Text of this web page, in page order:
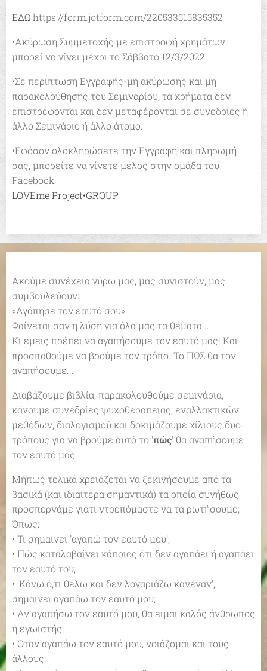
ΕΔΩhttps://form.jotform.com/220533515835352
•Ακύρωση Συμμετοχής με επιστροφή χρημάτων
μπορεί να γίνει μέχρι το Σάββατο 12/3/2022.
•Σε περίπτωση Εγγραφής-μη ακύρωσης και μη
παρακολούθησης του Σεμιναρίου, τα χρήματα δεν
επιστρέφονται και δεν μεταφέρονται σε συνεδρίες ή
άλλο Σεμινάριο ή άλλο άτομο.
•Εφόσον ολοκληρώσετε την Εγγραφή και πληρωμή
σας, μπορείτε να γίνετε μέλος στην ομάδα του
Facebook
LOVEme Project•GROUP
Ακούμε συνέχεια γύρω μας, μας συνιστούν, μας
συμβουλεύουν:
«Αγάπησε τον εαυτό σου»
Φαίνεται σαν η λύση για όλα μας τα θέματα...
Κι εμείς πρέπει να αγαπήσουμε τον εαυτό μας! Και
προσπαθούμε να βρούμε τον τρόπο. Το ΠΩΣ θα τον
αγαπήσουμε...
Διαβάζουμε βιβλία, παρακολουθούμε σεμινάρια,
κάνουμε συνεδρίες ψυχοθεραπείας, εναλλακτικών
μεθόδων, διαλογισμού και δοκιμάζουμε χίλιους δυο
τρόπους για να βρούμε αυτό το 'πώς' θα αγαπήσουμε
τον εαυτό μας.
Μήπως τελικά χρειάζεται να ξεκινήσουμε από τα
βασικά (και ιδιαίτερα σημαντικά) τα οποία συνήθως
προσπερνάμε γιατί ντρεπόμαστε να τα ρωτήσουμε;
Όπως:
• Τι σημαίνει 'αγαπώ τον εαυτό μου';
• Πώς καταλαβαίνει κάποιος ότι δεν αγαπάει ή αγαπάει
τον εαυτό του;
• 'Κάνω ό,τι θέλω και δεν λογαριάζω κανέναν',
σημαίνει αγαπάω τον εαυτό μου;
• Αν αγαπήσω τον εαυτό μου, θα είμαι καλός άνθρωπος
ή εγωιστής;
• Όταν αγαπάω τον εαυτό μου, νοιάζομαι και τους
άλλους;